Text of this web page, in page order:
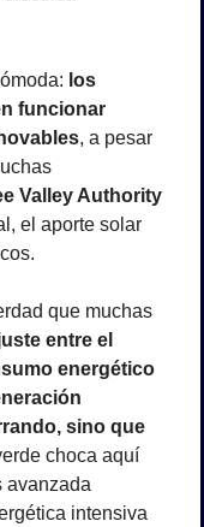
los
funcionar
, a pesar
Valley Authority
el aporte solar
que muchas
entre el
energético
sino que
choca aquí
avanzada
intensiva